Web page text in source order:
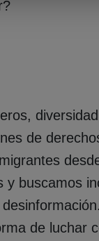
de
buscamos
de luchar